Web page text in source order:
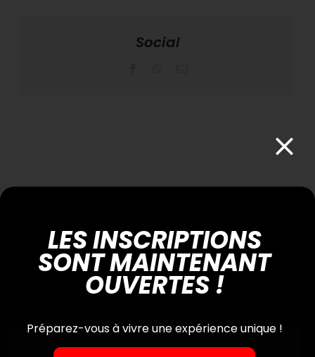
Social
Search
for: LES INSCRIPTIONS
SONT MAINTENANT
OUVERTES !
Préparez-vous à vivre une expérience unique !